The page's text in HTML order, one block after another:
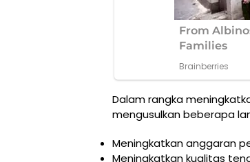
Dalam rangka
mengusulkan beberapa
Meningkatkan anggaran
Meningkatkan kualitas